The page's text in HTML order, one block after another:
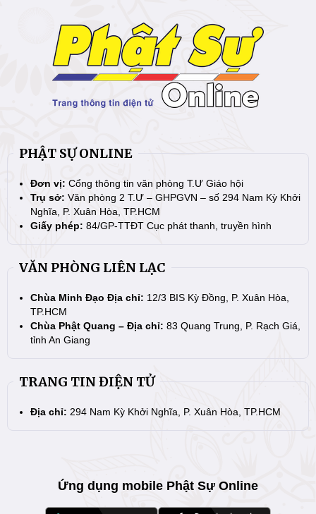
PHẬT SỰ ONLINE
Đơn vị: Cổng thông tin văn phòng T.Ư Giáo hội
Trụ sở: Văn phòng 2 T.Ư – GHPGVN – số 294 Nam Kỳ Khởi
Nghĩa, P. Xuân Hòa, TP.HCM
Giấy phép: 84/GP-TTĐT Cục phát thanh, truyền hình
VĂN PHÒNG LIÊN LẠC
Chùa Minh Đạo Địa chỉ: 12/3 BIS Kỳ Đồng, P. Xuân Hòa,
TP.HCM
Chùa Phật Quang – Địa chỉ: 83 Quang Trung, P. Rạch Giá,
tỉnh An Giang
TRANG TIN ĐIỆN TỬ
Địa chỉ: 294 Nam Kỳ Khởi Nghĩa, P. Xuân Hòa, TP.HCM
Ứng dụng mobile Phật Sự Online